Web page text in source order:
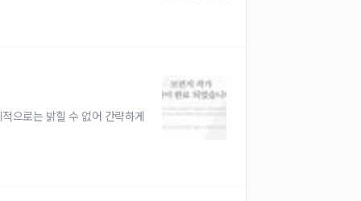
으로는 밝힐 수 없어 간략하게